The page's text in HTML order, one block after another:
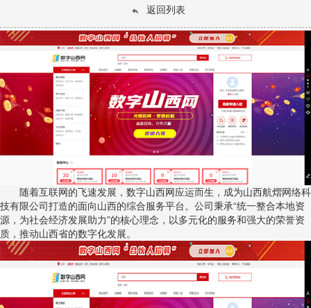
返回列表
随着互联网的飞速发展，数字山西网应运而生，成为山西航熠网络科
技有限公司打造的面向山西的综合服务平台。公司秉承“统一整合本地资
源，为社会经济发展助力”的核心理念，以多元化的服务和强大的荣誉资
质，推动山西省的数字化发展。